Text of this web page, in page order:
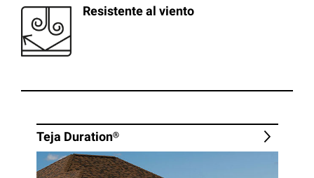
Resistente al viento
Teja Duration®